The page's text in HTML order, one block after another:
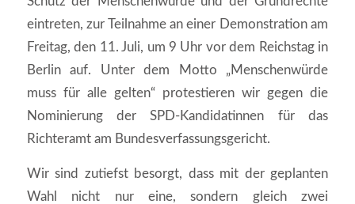
eintreten, zur Teilnahme an einer Demonstration am
Freitag, den 11. Juli, um 9 Uhr vor dem Reichstag in
Berlin auf. Unter dem Motto „Menschenwürde
muss für alle gelten“ protestieren wir gegen die
Nominierung der SPD-Kandidatinnen für das
Richteramt am Bundesverfassungsgericht.
Wir sind zutiefst besorgt, dass mit der geplanten
Wahl nicht nur eine, sondern gleich zwei